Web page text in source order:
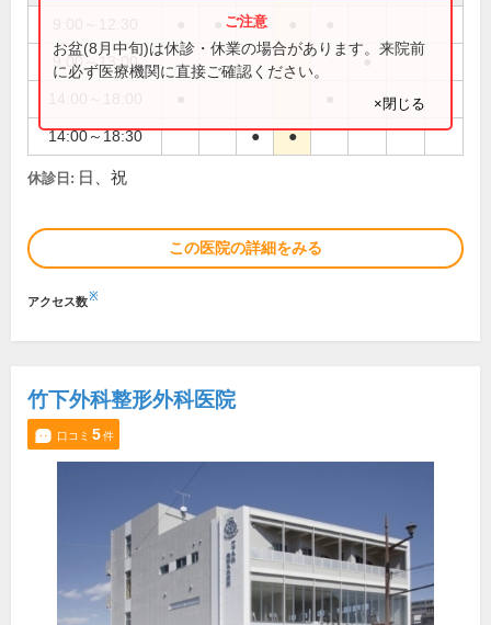
●
9:00～13:00 ●
14:00～18:30 ● ●
お盆(8月中旬)は休診・休業の場合があります。来院前
に必ず医療機関に直接ご確認ください。
×閉じる
休診日: 日、祝
この医院の詳細をみる
アクセス数※
竹下外科整形外科医院
口コミ 5件